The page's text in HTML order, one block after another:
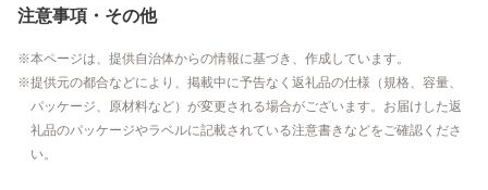
注意事項・その他
本ページは、提供自治体からの情報に基づき、作成しています。
提供元の都合などにより、掲載中に予告なく返礼品の仕様（規格、容量、
パッケージ、原材料など）が変更される場合がございます。お届けした返
礼品のパッケージやラベルに記載されている注意書きなどをご確認くださ
い。